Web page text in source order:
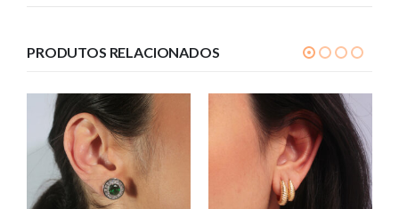
PRODUTOS RELACIONADOS